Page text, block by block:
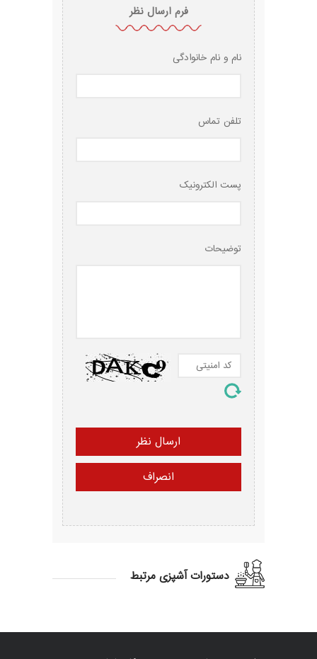
فرم ارسال نظر
نام و نام خانوادگی
تلفن تماس
پست الکترونیک
توضیحات
دستورات آشپزی مرتبط